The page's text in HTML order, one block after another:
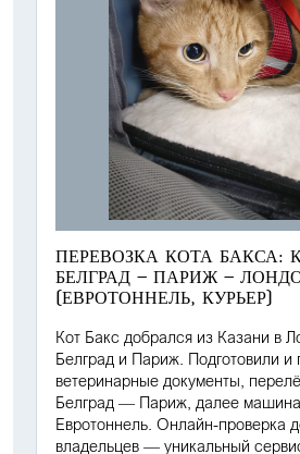
ПЕРЕВОЗКА КОТА БАКСА:
БЕЛГРАД — ПАРИЖ —
(ЕВРОТОННЕЛЬ, КУРЬЕР)
Кот Бакс добрался из Казани в
Белград и Париж. Подготовили и
ветеринарные документы,
Белград — Париж, далее
Евротоннель. Онлайн-проверка
владельцев — уникальный